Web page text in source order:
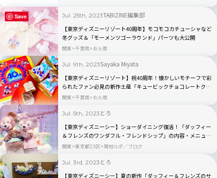
Jul. 25th, 2023TABIZINE編集部
【東京ディズニーリゾート40周年】モコモコカチューシャなど
冬グッズ＆「モーメンツゴーラウンド」パーツも大公開
関東 千葉県 お土産
Jul. 9th, 2023Sayaka Miyata
【東京ディズニーリゾート】祝40周年！懐かしいモチーフで彩
られたファン必見の新作土産「キュービックチョコレートクラ
ンチ」
関東 千葉県 お土産
Jul. 5th, 2023 とろ
【東京ディズニーシー】ショーダイニング復活！「ダッフィー
＆フレンズのワンダフル・フレンドシップ」の内容・メニュ
ー・予約方法も紹介
関東 東京都23区 現地ルポ／ブログ
Jul. 3rd, 2023 とろ
【東京ディズニーシー】夏の新作「ダッフィー＆フレンズのサ
Save